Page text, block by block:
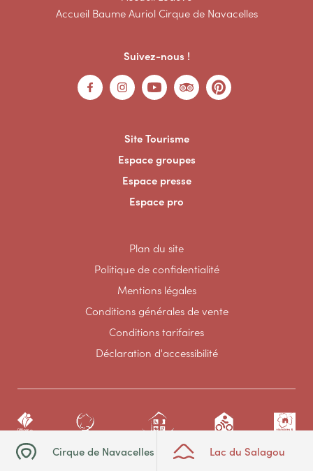
Cirque de Navacelles Lac du Salagou
Accueil Baume Auriol Cirque de Navacelles
Suivez-nous !
Site Tourisme
Espace groupes
Espace presse
Espace pro
Plan du site
Politique de confidentialité
Mentions légales
Conditions générales de vente
Conditions tarifaires
Déclaration d'accessibilité